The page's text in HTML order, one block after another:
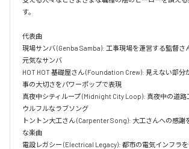
す。
代表曲
現場サンバ (Genba Samba): 工事現場を運営する監督さ
元気なサンバ
HOT HOT 基礎屋さん (Foundation Crew): 見えない部分
事の大切さをパワーポップで表現
真夜中シティループ (Midnight City Loop): 真夜中の道路
ウルフルなラブソング
トントン大工さん (Carpenter Song): 大工さんへの感謝
な楽曲
電設レガシー (Electrical Legacy): 都市の電気インフラ